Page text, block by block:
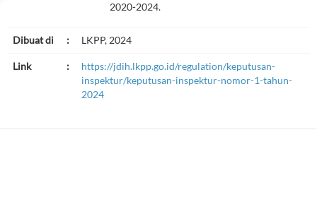
2020-2024.
Dibuat di : LKPP, 2024
Link :
https://jdih.lkpp.go.id/regulation/keputusan-
inspektur/keputusan-inspektur-nomor-1-tahun-
2024